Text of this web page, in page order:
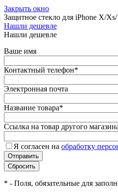
Закрыть окно
Защитное стекло для iPhone X/
Нашли дешевле
Нашли дешевле
Ваше имя
Контактный телефон*
Электронная почта
Название товара*
Ссылка на товар другого
Я согласен на обработку
* - Поля, обязательные для